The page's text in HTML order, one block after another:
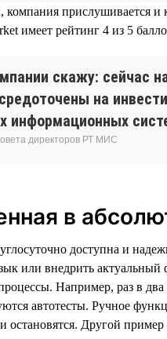
компания
имеет рейтинг 4 из 5
скажу: сейчас
на
информационных
директоров РТ МИС
в
доступна и
или внедрить
Например, раз в два
автотесты. Ручное
остановятся. Другой